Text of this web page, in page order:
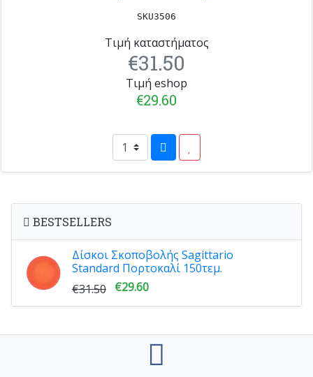
SKU3506
Τιμή καταστήματος
€31.50
Τιμή eshop
€29.60
BESTSELLERS
Δίσκοι Σκοποβολής Sagittario
Standard Πορτοκαλί 150τεμ.
€31.50 €29.60